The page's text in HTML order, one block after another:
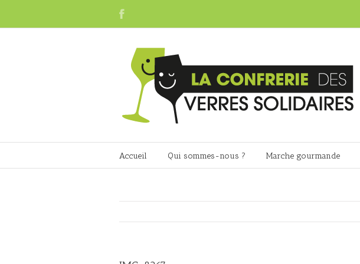
Accueil Qui sommes-nous ? Marche gourmande